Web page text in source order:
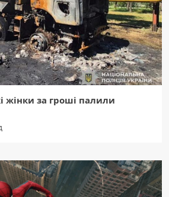
жінки за гроші палили